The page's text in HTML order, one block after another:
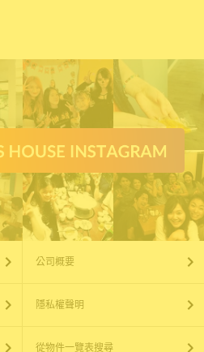
公司概要
隱私權聲明
從物件一覽表搜尋